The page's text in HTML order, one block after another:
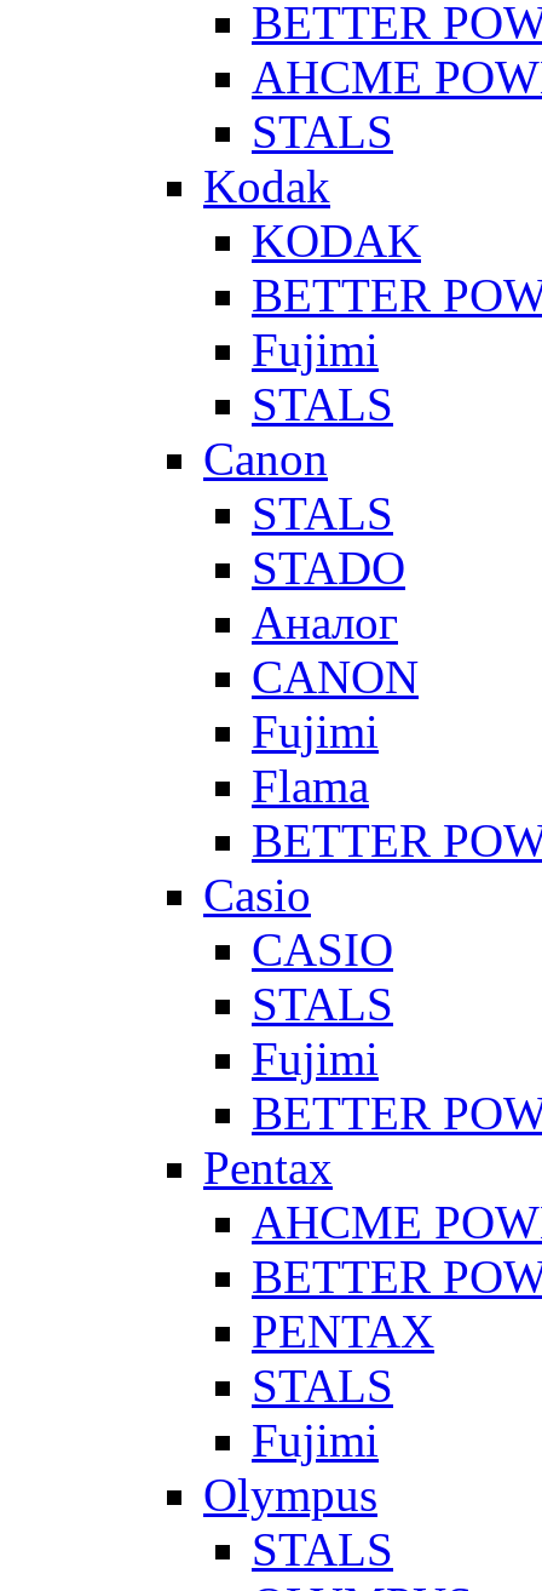
BETTER
AHCME
STALS
Kodak
KODAK
BETTER
Fujimi
STALS
Canon
STALS
STADO
Аналог
CANON
Fujimi
Flama
BETTER
Casio
CASIO
STALS
Fujimi
BETTER
Pentax
AHCME
BETTER
PENTAX
STALS
Fujimi
Olympus
STALS